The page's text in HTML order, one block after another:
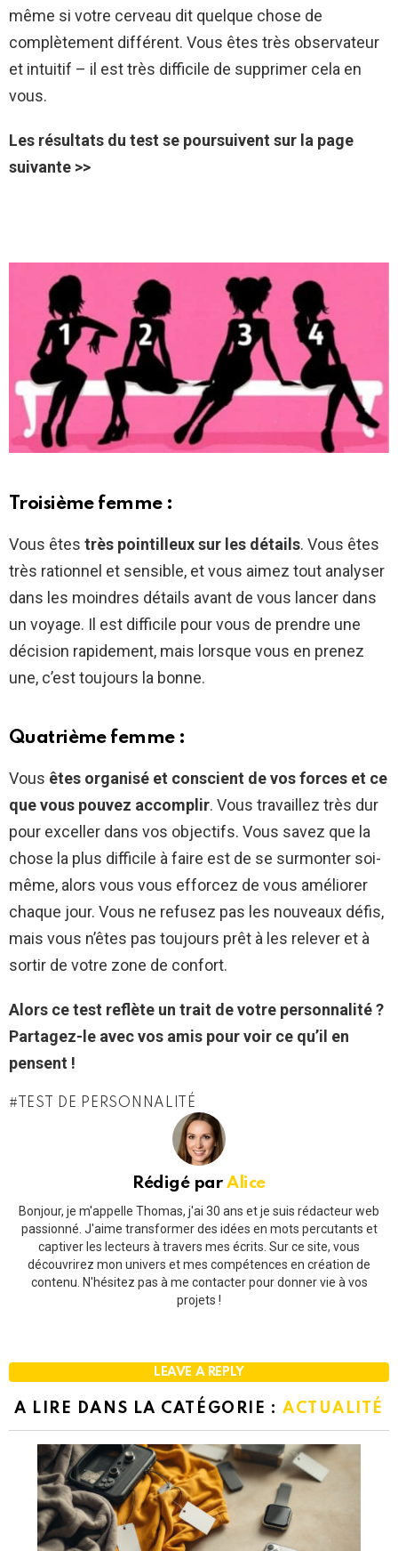
même si votre cerveau dit quelque chose de
complètement différent. Vous êtes très observateur
et intuitif – il est très difficile de supprimer cela en
vous.
Les résultats du test se poursuivent sur la page
suivante >>
Troisième femme :
Vous êtes très pointilleux sur les détails. Vous êtes
très rationnel et sensible, et vous aimez tout analyser
dans les moindres détails avant de vous lancer dans
un voyage. Il est difficile pour vous de prendre une
décision rapidement, mais lorsque vous en prenez
une, c’est toujours la bonne.
Quatrième femme :
Vous êtes organisé et conscient de vos forces et ce
que vous pouvez accomplir. Vous travaillez très dur
pour exceller dans vos objectifs. Vous savez que la
chose la plus difficile à faire est de se surmonter soi-
même, alors vous vous efforcez de vous améliorer
chaque jour. Vous ne refusez pas les nouveaux défis,
mais vous n’êtes pas toujours prêt à les relever et à
sortir de votre zone de confort.
Alors ce test reflète un trait de votre personnalité ?
Partagez-le avec vos amis pour voir ce qu’il en
pensent !
TEST DE PERSONNALITÉ
Rédigé parAlice
Bonjour, je m'appelle Thomas, j'ai 30 ans et je suis rédacteur web
passionné. J'aime transformer des idées en mots percutants et
captiver les lecteurs à travers mes écrits. Sur ce site, vous
découvrirez mon univers et mes compétences en création de
contenu. N'hésitez pas à me contacter pour donner vie à vos
projets !
LEAVE A REPLY
A LIRE DANS LA CATÉGORIE : ACTUALITÉ